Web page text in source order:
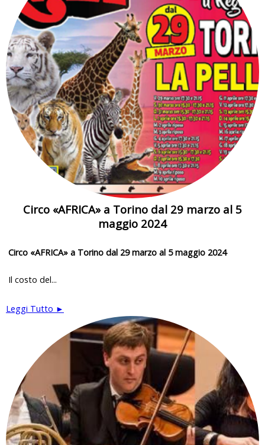
Circo «AFRICA» a Torino dal 29 marzo al 5
maggio 2024
Circo «AFRICA» a Torino dal 29 marzo al 5 maggio 2024
Il costo del...
Leggi Tutto ►